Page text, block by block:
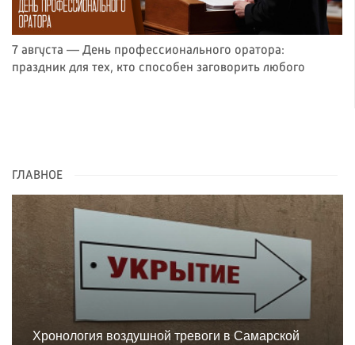
7 августа — День профессионального оратора:
праздник для тех, кто способен заговорить любого
ГЛАВНОЕ
Хронология воздушной тревоги в Самарской